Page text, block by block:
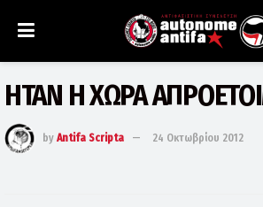
ΗΤΑΝ Η ΧΩΡΑ
by Antifa Scripta 24 Οκτωβρίου 2012